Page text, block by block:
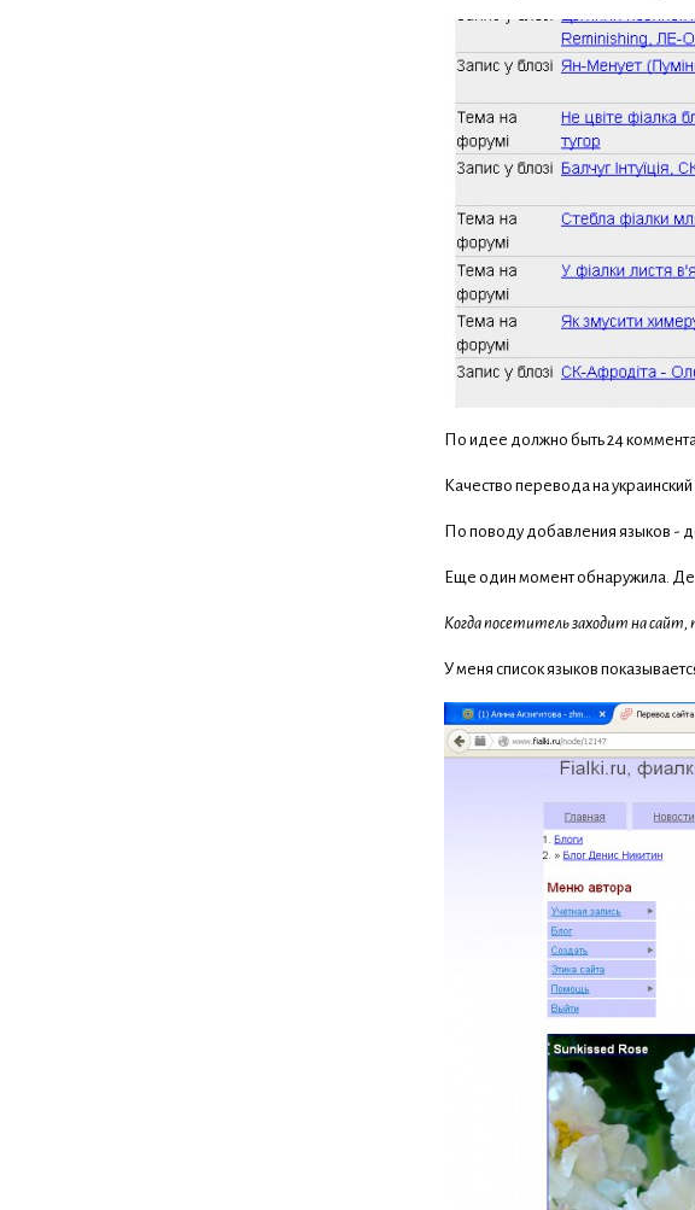
По идее должно быть 24
Качество перевода на
По поводу добавления языков -
Еще один момент обнаружила.
Когда посетитель заходит на сайт,
У меня список языков